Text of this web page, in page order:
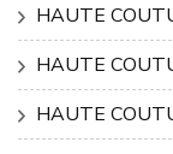
HAUTE
HAUTE
HAUTE